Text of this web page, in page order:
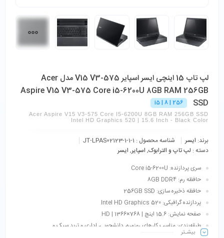
لپ تاپ 15 اینچی ایسر اسپایر V15 V3-575 مدل Acer
Aspire V15 V3-575 Core i5-6200U 8GB RAM 256GB
SSD
i5 | 8 | 256
Acer Aspire V15 V3-575 Core I5-6200U 8GB RAM 256GB SSD
Intel HD Graphics 520 | 15.6 Inch - Black Color
برند: ایسر شناسه محصول : JT-LPAS02123-1-1-1
دسته : لپ تاپ و الترابوک, اسپایر, ایسر
سری پردازنده: Core i5-6200U
حافظه رم: 8GB DDR4
حافظه ذخیره سازی: 256GB SSD
پردازنده گرافیکی: Intel HD Graphics 520
صفحه نمایش: 15.6 اینچ | 768×1366 | HD
طبقه‌بندی: مناسب کارهای روزمره، دانشجویی، اداری و ترید سبک و…
بیشـتر